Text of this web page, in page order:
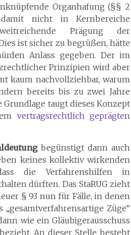
Organhafung (§§ 2
nicht in Kernbereiche
Prägung der
ist sicher zu begrüßen, hätte
Anlass gegeben. Der im
Prinzipien wird aber
kaum nachvollziehbar, warum
bereits bis zu zwei Jahre
taugt dieses Konzept
vertragsrechtlich geprägten
begünstigt dann auch
keines kollektiv wirkenden
die Verfahrenshilfen in
dürften. Das StaRUG zieht
§ 93 nun für Fälle, in denen
Züge“
wie ein Gläubigerausschuss
An dieser Stelle besteht